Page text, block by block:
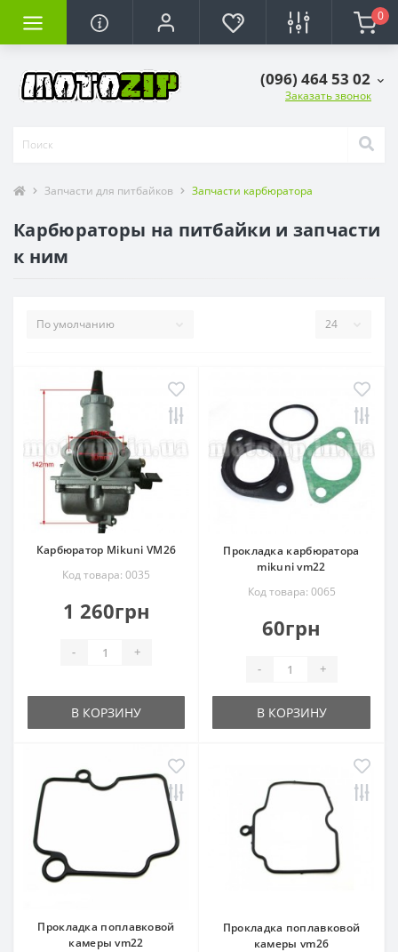
0
(096) 464 53 02
Заказать звонок
Запчасти для питбайков Запчасти карбюратора
Карбюраторы на питбайки и запчасти
к ним
Карбюратор Mikuni VM26
Код товара: 0035
1 260грн
- +
В КОРЗИНУ
Прокладка карбюратора
mikuni vm22
Код товара: 0065
60грн
- +
В КОРЗИНУ
Прокладка поплавковой
камеры vm22
Прокладка поплавковой
камеры vm26